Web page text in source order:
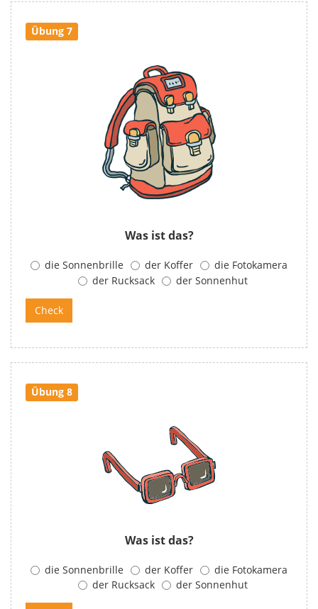
Übung 7
Was ist das?
die Sonnenbrille der Koffer
die Fotokamera
der Rucksack
der Sonnenhut
Übung 8
Was ist das?
die Sonnenbrille der Koffer
die Fotokamera
der Rucksack
der Sonnenhut